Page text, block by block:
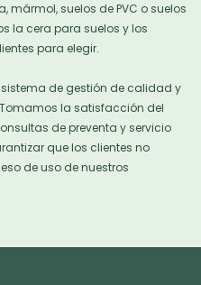
mármol, suelos de PVC o suelos
la cera para suelos y los
para elegir.
de gestión de calidad y
la satisfacción del
de preventa y servicio
que los clientes no
de uso de nuestros